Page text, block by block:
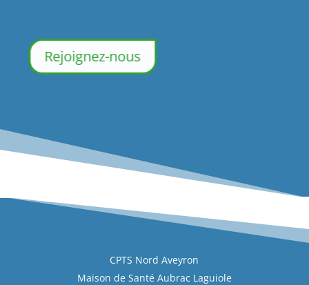
Rejoignez-nous
CPTS Nord Aveyron
Maison de Santé Aubrac Laguiole